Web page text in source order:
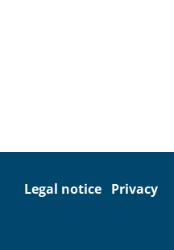
Legal notice Privacy